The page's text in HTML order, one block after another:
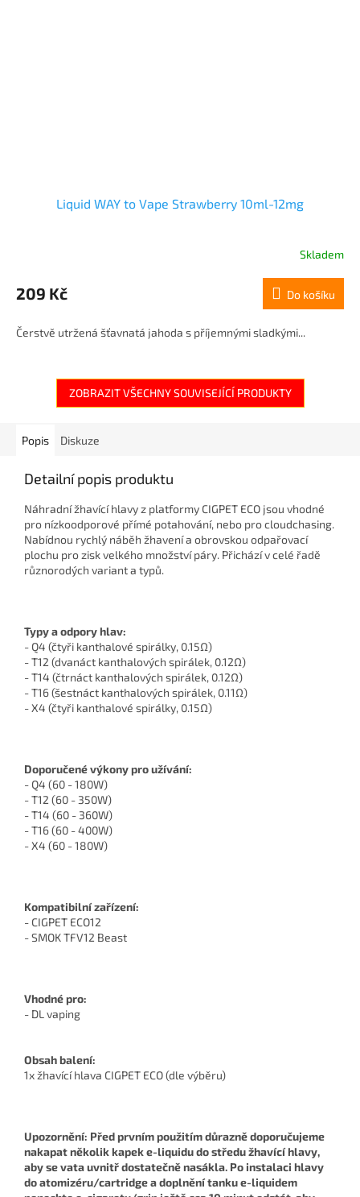
Liquid WAY to Vape Strawberry 10ml-12mg
Skladem
209 Kč Do košíku
Čerstvě utržená šťavnatá jahoda s příjemnými sladkými...
ZOBRAZIT VŠECHNY SOUVISEJÍCÍ PRODUKTY
Popis Diskuze
Detailní popis produktu
Náhradní žhavící hlavy z platformy CIGPET ECO jsou vhodné
pro nízkoodporové přímé potahování, nebo pro cloudchasing.
Nabídnou rychlý náběh žhavení a obrovskou odpařovací
plochu pro zisk velkého množství páry. Přichází v celé řadě
různorodých variant a typů.
Typy a odpory hlav:
- Q4 (čtyři kanthalové spirálky, 0.15Ω)
- T12 (dvanáct kanthalových spirálek, 0.12Ω)
- T14 (čtrnáct kanthalových spirálek, 0.12Ω)
- T16 (šestnáct kanthalových spirálek, 0.11Ω)
- X4 (čtyři kanthalové spirálky, 0.15Ω)
Doporučené výkony pro užívání:
- Q4 (60 - 180W)
- T12 (60 - 350W)
- T14 (60 - 360W)
- T16 (60 - 400W)
- X4 (60 - 180W)
Kompatibilní zařízení:
- CIGPET ECO12
- SMOK TFV12 Beast
Vhodné pro:
- DL vaping
Obsah balení:
1x žhavící hlava CIGPET ECO (dle výběru)
Upozornění: Před prvním použitím důrazně doporučujeme
nakapat několik kapek e-liquidu do středu žhavící hlavy,
aby se vata uvnitř dostatečně nasákla. Po instalaci hlavy
do atomizéru/cartridge a doplnění tanku e-liquidem